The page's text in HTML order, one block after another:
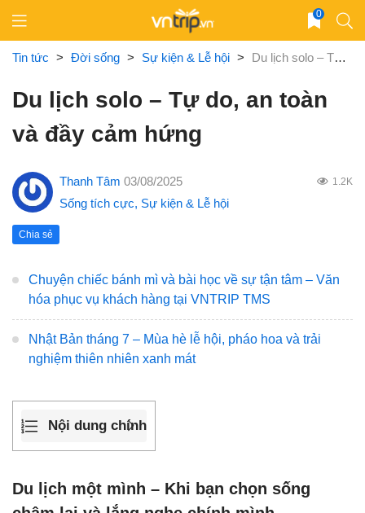
content
0
Tin tức > Đời sống > Sự kiện & Lễ hội > Du lịch solo – Tự do, an toàn và đầy cảm hứng
Du lịch solo – Tự do, an toàn
và đầy cảm hứng
Thanh Tâm 03/08/2025 1.2K
Sống tích cực, Sự kiện & Lễ hội
Chia sẻ
Chuyện chiếc bánh mì và bài học về sự tận tâm – Văn
hóa phục vụ khách hàng tại VNTRIP TMS
Nhật Bản tháng 7 – Mùa hè lễ hội, pháo hoa và trải
nghiệm thiên nhiên xanh mát
Nội dung chính
Du lịch một mình – Khi bạn chọn sống